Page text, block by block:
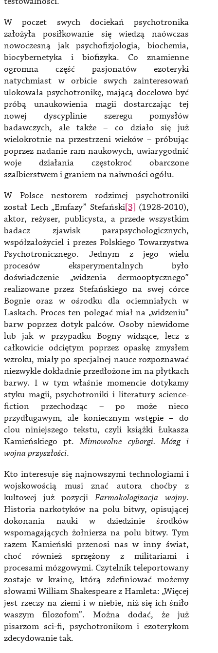
W poczet swych dociekań psychotronika
założyła posiłkowanie się wiedzą naówczas
nowoczesną jak psychofizjologia, biochemia,
biocybernetyka i biofizyka. Co znamienne
ogromna część pasjonatów ezoteryki
natychmiast w orbicie swych zainteresowań
ulokowała psychotronikę, mającą docelowo być
próbą unaukowienia magii dostarczając tej
nowej dyscyplinie szeregu pomysłów
badawczych, ale także – co działo się już
wielokrotnie na przestrzeni wieków – próbując
poprzez nadanie ram naukowych, uwiarygodnić
woje działania częstokroć obarczone
szalbierstwem i graniem na naiwności ogółu.
W Polsce nestorem rodzimej psychotroniki
został Lech „Emfazy” Stefański[3] (1928-2010),
aktor, reżyser, publicysta, a przede wszystkim
badacz zjawisk parapsychologicznych,
współzałożyciel i prezes Polskiego Towarzystwa
Psychotronicznego. Jednym z jego wielu
procesów eksperymentalnych było
doświadczenie „widzenia dermooptycznego”
realizowane przez Stefańskiego na swej córce
Bognie oraz w ośrodku dla ociemniałych w
Laskach. Proces ten polegać miał na „widzeniu”
barw poprzez dotyk palców. Osoby niewidome
lub jak w przypadku Bogny widzące, lecz z
całkowicie odciętym poprzez opaskę zmysłem
wzroku, miały po specjalnej nauce rozpoznawać
niezwykle dokładnie przedłożone im na płytkach
barwy. I w tym właśnie momencie dotykamy
styku magii, psychotroniki i literatury science-
fiction przechodząc – po może nieco
przydługawym, ale koniecznym wstępie – do
clou niniejszego tekstu, czyli książki Łukasza
Kamieńskiego pt.Mimowolne cyborgi. Mózg i
wojna przyszłości.
Kto interesuje się najnowszymi technologiami i
wojskowością musi znać autora choćby z
kultowej już pozycjiFarmakologizacja wojny.
Historia narkotyków na polu bitwy, opisującej
dokonania nauki w dziedzinie środków
wspomagających żołnierza na polu bitwy. Tym
razem Kamieński przenosi nas w inny świat,
choć również sprzężony z militariami i
procesami mózgowymi. Czytelnik teleportowany
zostaje w krainę, którą zdefiniować możemy
słowami William Shakespeare z Hamleta: „Więcej
jest rzeczy na ziemi i w niebie, niż się ich śniło
waszym filozofom”. Można dodać, że już
pisarzom sci-fi, psychotronikom i ezoterykom
zdecydowanie tak.